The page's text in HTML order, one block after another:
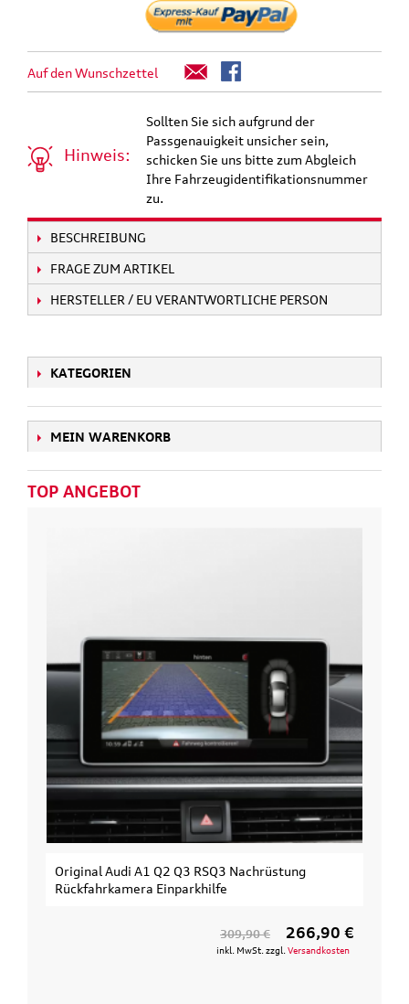
Auf den Wunschzettel
Hinweis:
Sollten Sie sich aufgrund der
Passgenauigkeit unsicher sein,
schicken Sie uns bitte zum Abgleich
Ihre Fahrzeugidentifikationsnummer
zu.
BESCHREIBUNG
FRAGE ZUM ARTIKEL
HERSTELLER / EU VERANTWORTLICHE PERSON
KATEGORIEN
MEIN WARENKORB
TOP ANGEBOT
Original Audi A1 Q2 Q3 RSQ3 Nachrüstung
Rückfahrkamera Einparkhilfe
309,90 € 266,90 €
inkl. MwSt. zzgl. Versandkosten